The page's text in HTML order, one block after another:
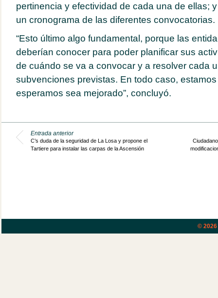
pertinencia y efectividad de cada una de ellas;
un cronograma de las diferentes convocatorias.
“Esto último algo fundamental, porque las
deberían conocer para poder planificar sus
de cuándo se va a convocar y a resolver cada
subvenciones previstas. En todo caso,
esperamos sea mejorado”, concluyó.
Entrada anterior
C’s duda de la seguridad de La Losa y propone el
Tartiere para instalar las carpas de la Ascensión
© 2026